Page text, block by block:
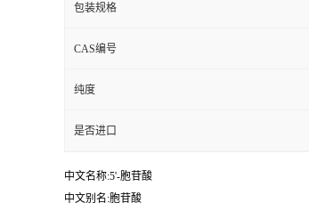
包装规格
CAS编号
纯度
是否进口
中文名称:5'-胞苷酸
中文别名:胞苷酸